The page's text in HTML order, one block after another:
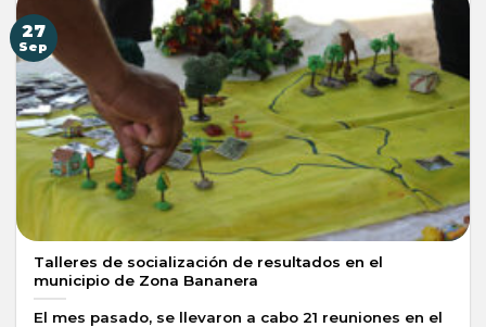
Talleres de socialización de resultados en el
municipio de Zona Bananera
El mes pasado, se llevaron a cabo 21 reuniones en el
27
Sep